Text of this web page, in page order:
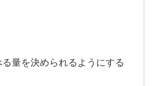
量を決められるようにする